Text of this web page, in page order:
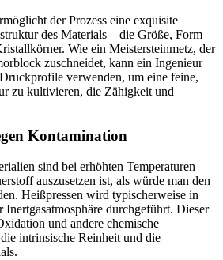
der Prozess eine exquisite
des Materials – die Größe, Form
Wie ein Meistersteinmetz, der
zuschneidet, kann ein Ingenieur
verwenden, um eine feine,
zu kultivieren, die Zähigkeit und
Kontamination
sind bei erhöhten Temperaturen
auszusetzen ist, als würde man den
Heißpressen wird typischerweise in
Inertgasatmosphäre durchgeführt. Dieser
und andere chemische
intrinsische Reinheit und die